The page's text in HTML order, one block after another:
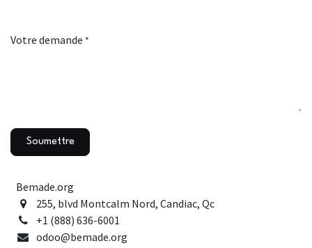
Votre demande *
Soumettre
Bemade.org
255, blvd Montcalm Nord, Candiac, Qc
+1 (888) 636-6001
odoo@bemade.org